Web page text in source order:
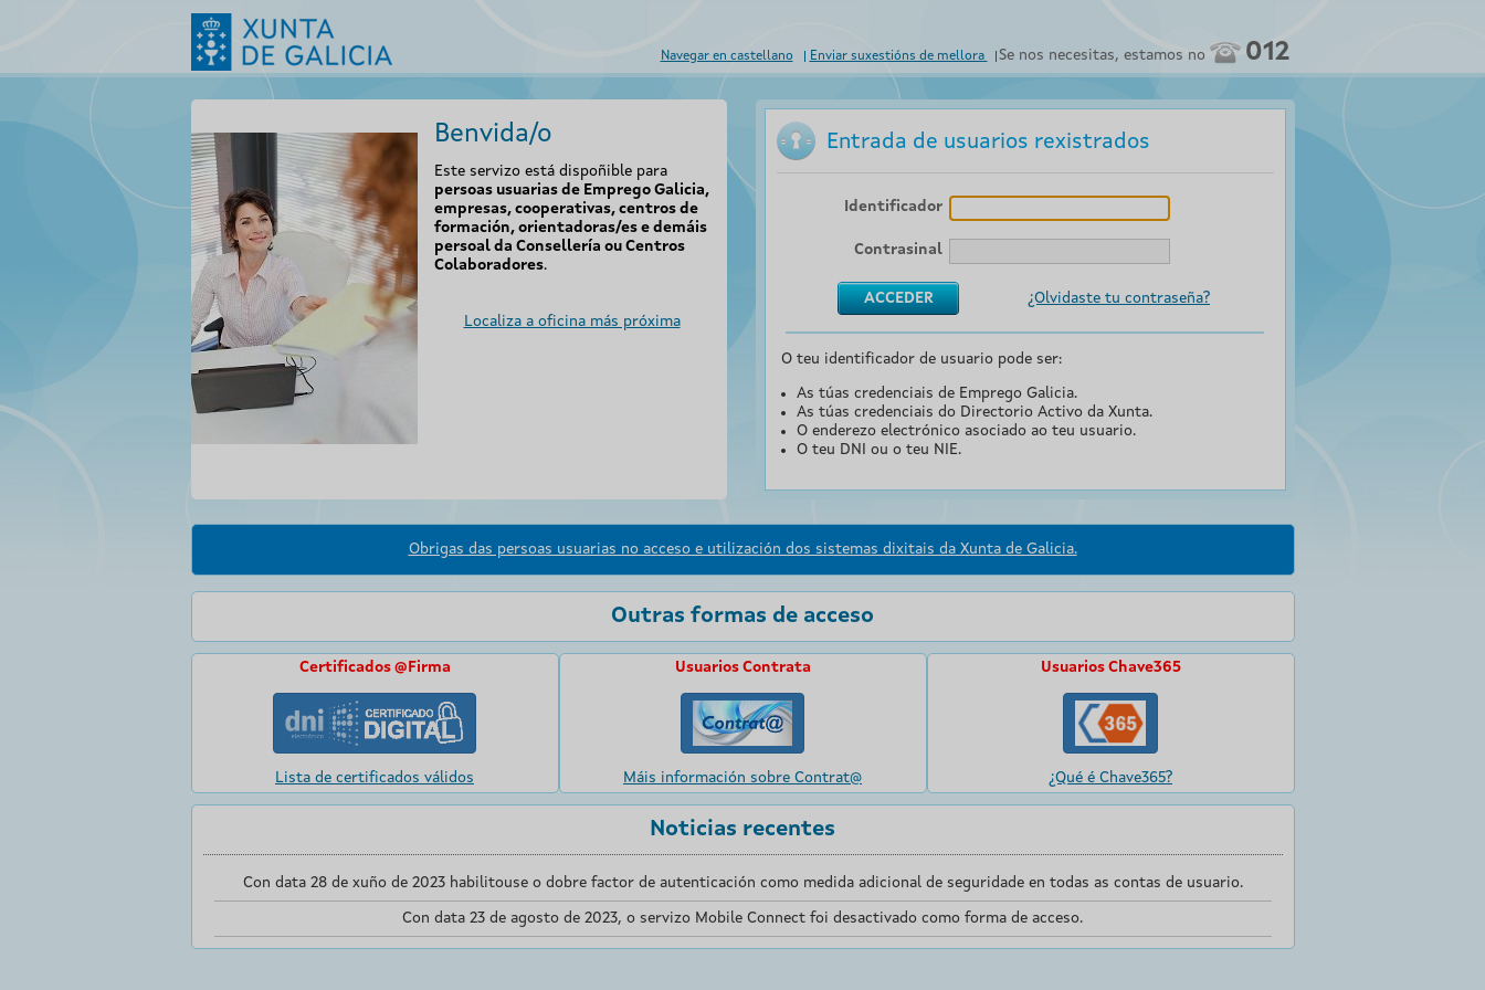
Navegar en castellano Enviar suxestións de mellora Se nos necesitas, estamos no 012
Benvida/o
Este servizo está dispoñible para
persoas usuarias de Emprego Galicia,
empresas, cooperativas, centros de
formación, orientadoras/es e demáis
persoal da Consellería ou Centros
Colaboradores.
Localiza a oficina más próxima
Entrada de usuarios rexistrados
Identificador
Contrasinal
¿Olvidaste tu contraseña?
O teu identificador de usuario pode ser:
As túas credenciais de Emprego Galicia.
As túas credenciais do Directorio Activo da Xunta.
O enderezo electrónico asociado ao teu usuario.
O teu DNI ou o teu NIE.
Obrigas das persoas usuarias no acceso e utilización dos sistemas dixitais da Xunta de Galicia.
Outras formas de acceso
Certificados @Firma
Lista de certificados válidos
Usuarios Contrata
Máis información sobre Contrat@
Usuarios Chave365
¿Qué é Chave365?
Noticias recentes
Con data 28 de xuño de 2023 habilitouse o dobre factor de autenticación como medida adicional de seguridade en todas as contas de usuario.
Con data 23 de agosto de 2023, o servizo Mobile Connect foi desactivado como forma de acceso.